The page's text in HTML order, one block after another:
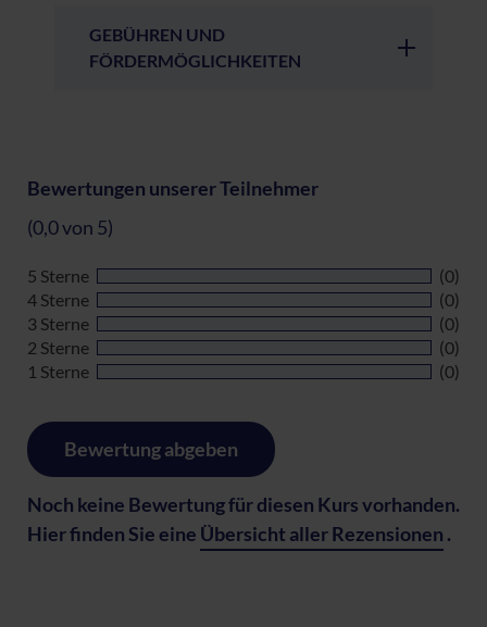
GEBÜHREN UND
FÖRDERMÖGLICHKEITEN
Bewertungen unserer Teilnehmer
(0,0 von 5)
5 Sterne
(0)
4 Sterne
(0)
3 Sterne
(0)
2 Sterne
(0)
1 Sterne
(0)
Bewertung abgeben
Noch keine Bewertung für diesen Kurs vorhanden.
Hier finden Sie eine Übersicht aller Rezensionen .